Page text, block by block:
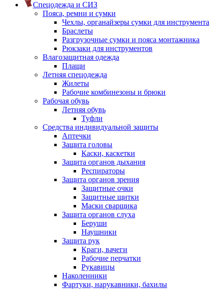
Спецодежда и СИЗ
Пояса, ремни и сумки
Чехлы, органайзеры сумки для инструмента
Браслеты
Разгрузочные сумки и пояса монтажника
Рюкзаки для инструментов
Влагозащитная одежда
Плащи
Летняя спецодежда
Жилеты
Рабочие комбинезоны и брюки
Рабочая обувь
Летняя обувь
Туфли
Средства индивидуальной защиты
Аптечки
Защита головы
Каски, каскетки
Защита органов дыхания
Респираторы
Защита органов зрения
Защитные очки
Защитные щитки
Маски сварщика
Защита органов слуха
Беруши
Наушники
Защита рук
Краги, вачеги
Рабочие перчатки
Рукавицы
Наколенники
Фартуки, нарукавники, бахилы